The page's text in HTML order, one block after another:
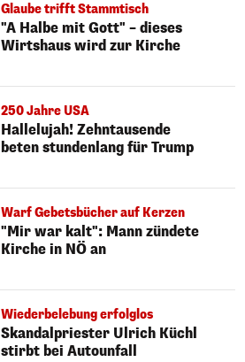
Glaube trifft Stammtisch
"A Halbe mit Gott" – dieses
Wirtshaus wird zur Kirche
250 Jahre USA
Hallelujah! Zehntausende
beten stundenlang für Trump
Warf Gebetsbücher auf Kerzen
"Mir war kalt": Mann zündete
Kirche in NÖ an
Wiederbelebung erfolglos
Skandalpriester Ulrich Küchl
stirbt bei Autounfall